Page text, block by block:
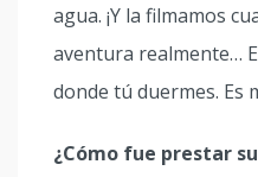
agua. ¡Y la filmamos
aventura realmente…
donde tú duermes. Es
¿Cómo fue prestar